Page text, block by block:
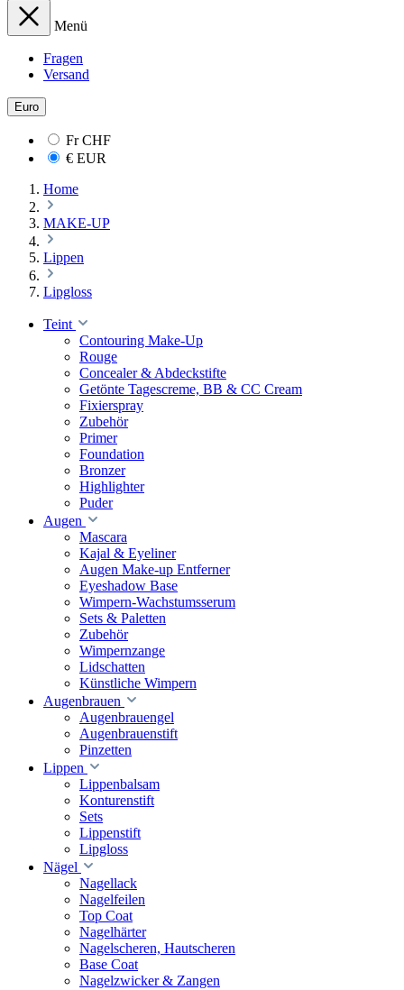
Menü
Fragen
Versand
Euro
FrCHF
€ EUR
Home
MAKE-UP
Lippen
Lipgloss
Teint
Contouring Make-Up
Rouge
Concealer & Abdeckstifte
Getönte Tagescreme, BB & CC Cream
Fixierspray
Zubehör
Primer
Foundation
Bronzer
Highlighter
Puder
Augen
Mascara
Kajal & Eyeliner
Augen Make-up Entferner
Eyeshadow Base
Wimpern-Wachstumsserum
Sets & Paletten
Zubehör
Wimpernzange
Lidschatten
Künstliche Wimpern
Augenbrauen
Augenbrauengel
Augenbrauenstift
Pinzetten
Lippen
Lippenbalsam
Konturenstift
Sets
Lippenstift
Lipgloss
Nägel
Nagellack
Nagelfeilen
Top Coat
Nagelhärter
Nagelscheren, Hautscheren
Base Coat
Nagelzwicker & Zangen